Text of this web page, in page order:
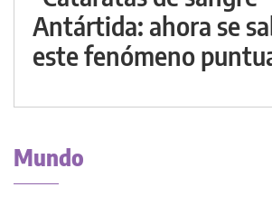
Antártida: ahora se
este fenómeno
Mundo